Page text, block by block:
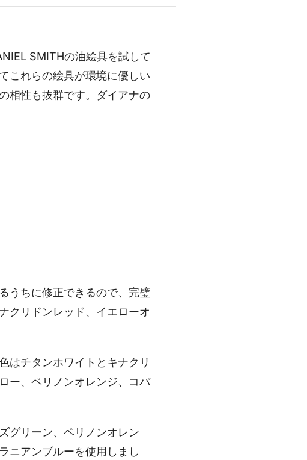
SMITHの油絵具を試して
これらの絵具が環境に優しい
相性も抜群です。ダイアナの
うちに修正できるので、完璧
クリドンレッド、イエローオ
はチタンホワイトとキナクリ
ー、ペリノンオレンジ、コバ
グリーン、ペリノンオレン
ニアンブルーを使用しまし